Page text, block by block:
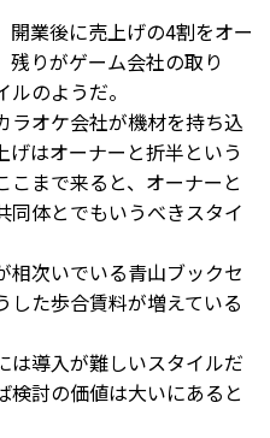
業後に売上げの4割をオー
残りがゲーム会社の取り
のようだ。
オケ会社が機材を持ち込
はオーナーと折半という
まで来ると、オーナーと
同体とでもいうべきスタイ
次いでいる青山ブックセ
した歩合賃料が増えている
導入が難しいスタイルだ
討の価値は大いにあると